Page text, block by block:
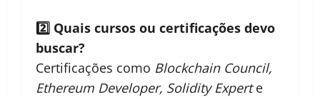
2️⃣ Quais cursos ou certificações devo
buscar?
Certificações como Blockchain Council,
Ethereum Developer, Solidity Experte